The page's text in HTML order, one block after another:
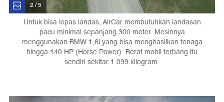
2 / 5
Untuk bisa lepas landas, AirCar membutuhkan landasan
pacu minimal sepanjang 300 meter. Mesinnya
menggunakan BMW 1,6l yang bisa menghasilkan tenaga
hingga 140 HP (Horse Power). Berat mobil terbang itu
sendiri sekitar 1.099 kilogram.